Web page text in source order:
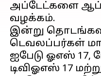
அப்டேட்களை
வழக்கம்.
இன்று
டெவலப்பர்கள்
ஐபேடு ஓஎஸ் 17,
டிவிஓஎஸ் 17